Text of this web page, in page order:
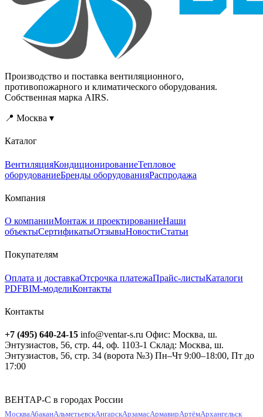
Производство и поставка вентиляционного,
противопожарного и климатического оборудования.
Собственная марка AIRS.
📍 Москва ▾
Каталог
ВентиляцияКондиционированиеТепловое
оборудованиеБренды оборудованияРаспродажа
Компания
О компанииМонтаж и проектированиеНаши
объектыСертификатыОтзывыНовостиСтатьи
Покупателям
Оплата и доставкаОтсрочка платежаПрайс-листыКаталоги
PDFBIM-моделиКонтакты
Контакты
+7 (495) 640-24-15 info@ventar-s.ru Офис: Москва, ш.
Энтузиастов, 56, стр. 44, оф. 1103-1 Склад: Москва, ш.
Энтузиастов, 56, стр. 34 (ворота №3) Пн–Чт 9:00–18:00, Пт до
17:00
ВЕНТАР-С в городах России
МоскваАбаканАльметьевскАнгарскАрзамасАрмавирАртёмАрхангельск